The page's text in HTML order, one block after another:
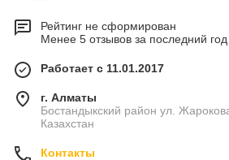
Рейтинг не сформирован
Менее 5 отзывов за последний год
Работает с 11.01.2017
г. Алматы
Бостандыкский район ул.
Казахстан
Контакты